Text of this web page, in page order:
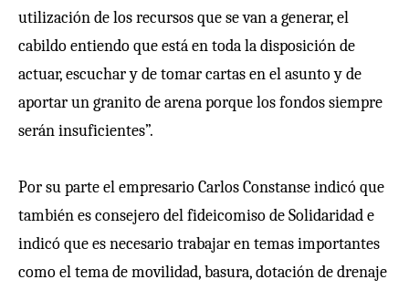
utilización de los recursos que se van a generar, el
cabildo entiendo que está en toda la disposición de
actuar, escuchar y de tomar cartas en el asunto y de
aportar un granito de arena porque los fondos siempre
serán insuficientes”.
Por su parte el empresario Carlos Constanse indicó que
también es consejero del fideicomiso de Solidaridad e
indicó que es necesario trabajar en temas importantes
como el tema de movilidad, basura, dotación de drenaje